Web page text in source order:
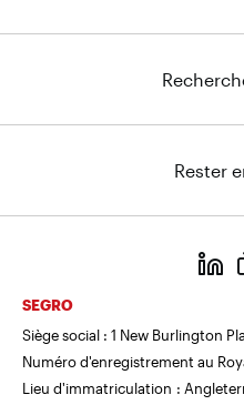
Rester
SEGRO
Siège social : 1 New Burlington
Numéro d'enregistrement au
Lieu d'immatriculation :